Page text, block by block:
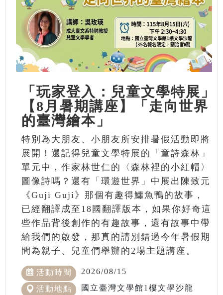
「玩家登入：兒童文學特展」
【8月暑期講座】「走向世界
的臺灣繪本」
特別為大朋友、小朋友所安排暑假活動即將
展開！還記得兒童文學特展的「童詩森林」
單元中，作家林世仁的〈森林裡的小紅帽〉
圖像詩嗎？還有「環遊世界」中展出陳致元
《Guji Guji》那個有趣得鱷魚鴨的故事，
已經翻譯成至18國翻譯版本，如果你好奇這
些作品背後創作的有趣故事，還有故事中帶
給我們的啟發，那真的請別錯過今年暑假期
間為親子、兒童們舉辦的2場主題講座。
活動時間 2026/08/15
活動地點 國立臺灣文學館1樓文學沙龍